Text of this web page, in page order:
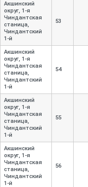
Акшинский
округ, 1-я
Чиндантская
станица,
Чиндантский
1-й
53
Акшинский
округ, 1-я
Чиндантская
станица,
Чиндантский
1-й
54
Акшинский
округ, 1-я
Чиндантская
станица,
Чиндантский
1-й
55
Акшинский
округ, 1-я
Чиндантская
станица,
Чиндантский
1-й
56